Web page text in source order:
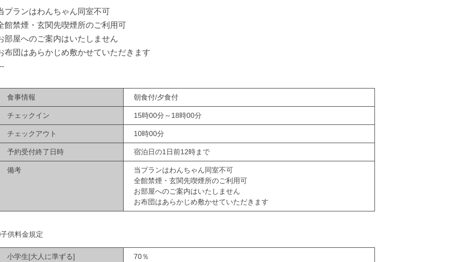
プランはわんちゃん同室不可
館禁煙・玄関先喫煙所のご利用可
部屋へのご案内はいたしません
布団はあらかじめ敷かせていただきます
食事情報 朝食付/夕食付
チェックイン 15時00分～18時00分
チェックアウト 10時00分
予約受付終了日時 宿泊日の1日前12時まで
備考
当プランはわんちゃん同室不可
全館禁煙・玄関先喫煙所のご利用可
お部屋へのご案内はいたしません
お布団はあらかじめ敷かせていただきます
供料金規定
小学生[大人に準ずる] 70％